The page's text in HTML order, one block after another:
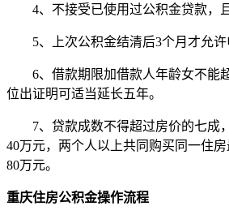
4、不接受已使用过公积金贷款，且
5、上次公积金结清后3个月才允许
6、借款期限加借款人年龄女不能
位出证明可适当延长五年。
7、贷款成数不得超过房价的七成
40万元，两个人以上共同购买同一住
80万元。
重庆住房公积金操作流程